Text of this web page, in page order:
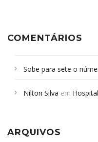
COMENTÁRIOS
Sobe para sete o
Campoformosenses que
Nilton Silva em
ARQUIVOS